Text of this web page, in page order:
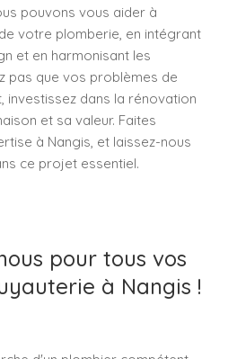
pouvons vous aider à
votre plomberie, en intégrant
et en harmonisant les
pas que vos problèmes de
investissez dans la rénovation
et sa valeur. Faites
à Nangis, et laissez-nous
ce projet essentiel.
pour tous vos
à Nangis !